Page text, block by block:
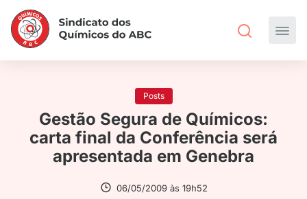
Posts
Gestão Segura de Químicos:
carta final da Conferência será
apresentada em Genebra
06/05/2009 às 19h52